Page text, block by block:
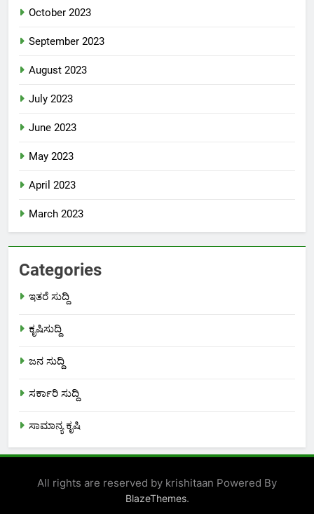
October 2023
September 2023
August 2023
July 2023
June 2023
May 2023
April 2023
March 2023
Categories
ಇತರೆ ಸುದ್ದಿ
ಕೃಷಿಸುದ್ದಿ
ಜನ ಸುದ್ದಿ
ಸರ್ಕಾರಿ ಸುದ್ದಿ
ಸಾಮಾನ್ಯ ಕೃಷಿ
All rights are reserved by krishitaan Powered By
BlazeThemes.